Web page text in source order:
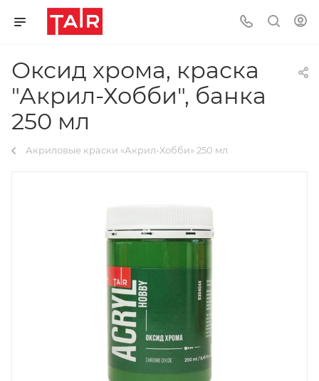
Оксид хрома, краска
"Акрил-Хобби", банка
250 мл
Акриловые краски «Акрил-Хобби» 250 мл